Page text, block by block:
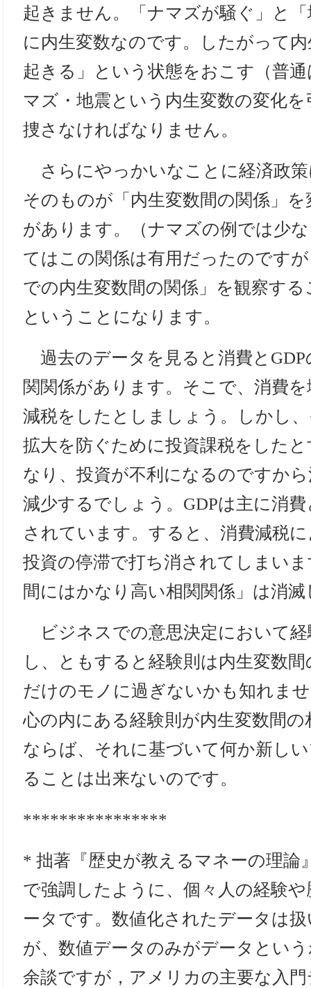
起きません。「ナマズが騒ぐ」と
に内生変数なのです。したがって
起きる」という状態をおこす（普
マズ・地震という内生変数の変化
捜さなければなりません。
さらにやっかいなことに経済政
そのものが「内生変数間の関係」
があります。（ナマズの例では少
てはこの関係は有用だったのです
での内生変数間の関係」を観察す
ということになります。
過去のデータを見ると消費と
関関係があります。そこで、消費
減税をしたとしましょう。しかし
拡大を防ぐために投資課税をした
なり、投資が不利になるのですか
減少するでしょう。GDPは主に消
されています。すると、消費減税
投資の停滞で打ち消されてしまい
間にはかなり高い相関関係」は消
ビジネスでの意思決定において
し、ともすると経験則は内生変数
だけのモノに過ぎないかも知れま
心の内にある経験則が内生変数間
ならば、それに基づいて何か新し
ることは出来ないのです。
****************
* 拙著『歴史が教えるマネーの理論
で強調したように、個々人の経験
ータです。数値化されたデータは
が、数値データのみがデータとい
余談ですが，アメリカの主要な入